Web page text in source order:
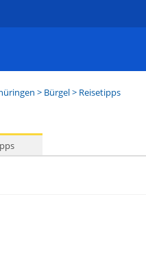
> Bürgel> Reisetipps